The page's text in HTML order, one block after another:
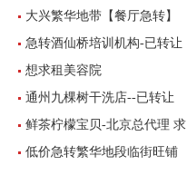
大兴繁华地带【餐厅急转】
400平米 找店网推荐
急转酒仙桥培训机构-已转让
想求租美容院
通州九棵树干洗店--已转让
鲜茶柠檬宝贝-北京总代理 求
租北京区域8-30平米店铺
低价急转繁华地段临街旺铺